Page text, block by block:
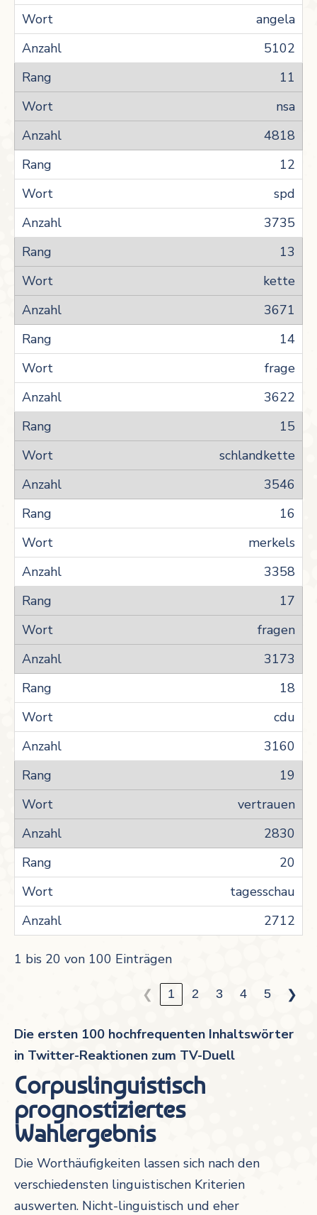
angela
5102
11
nsa
4818
12
spd
3735
13
kette
3671
14
frage
3622
15
schlandkette
3546
16
merkels
3358
17
fragen
3173
18
cdu
3160
19
vertrauen
2830
20
tagesschau
2712
1 bis 20 von 100 Einträgen
❮ 1 2 3 4 5 ❯
Die ersten 100 hochfrequenten Inhaltswörter
in Twitter-Reaktionen zum TV-Duell
Corpuslinguistisch
prognostiziertes
Wahlergebnis
Die Worthäufigkeiten lassen sich nach den
verschiedensten linguistischen Kriterien
auswerten. Nicht-linguistisch und eher